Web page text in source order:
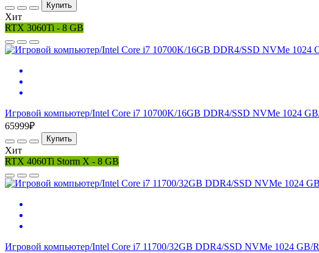
Купить
Хит
RTX 3060Ti - 8 GB
Игровой компьютер/Intel Core i7 10700K/16GB DDR4/SSD NVMe 1024
65999₽
Купить
Хит
RTX 4060Ti Storm X - 8 GB
Игровой компьютер/Intel Core i7 11700/32GB DDR4/SSD NVMe 1024 GB/